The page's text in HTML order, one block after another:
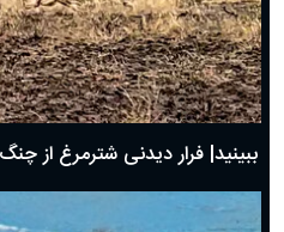
ببینید| فرار دیدنی شترمرغ از